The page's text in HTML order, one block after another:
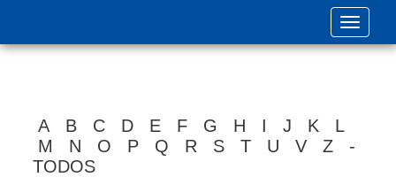
Toggle
A B C D E F G H I J K
L
M
N O P Q R S T U V Z
-
TODOS